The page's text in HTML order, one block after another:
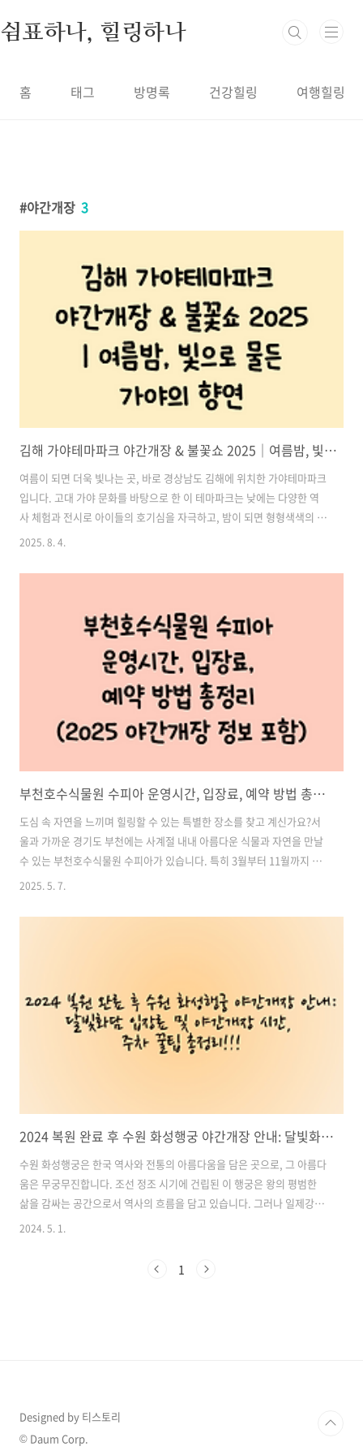
쉼표하나, 힐링하나
홈 태그 방명록 건강힐링 여행힐링
야간개장 3
김해 가야테마파크 야간개장 & 불꽃쇼 2025｜여름밤, 빛으로 물든 가야의 향연
여름이 되면 더욱 빛나는 곳, 바로 경상남도 김해에 위치한 가야테마파크
입니다. 고대 가야 문화를 바탕으로 한 이 테마파크는 낮에는 다양한 역
사 체험과 전시로 아이들의 호기심을 자극하고, 밤이 되면 형형색색의 빛
과 음악, 불꽃으로 환상적인 분위기를 선사합니다. 특히 2025년 여름에
기기 좋은 특별한 추억의 장소로 떠오르고 있습니다.이번 글에서는 김해
까지 모두 소개해드릴게요! 목차1. 김해 가야테마파크 야간개장｜빛의
길에서 만나는 낭만적인 밤 2. 2025년 여름 한정! 매주 토요일 밤 불꽃쇼
대개봉 3. 포토스팟 & 인생샷 명소 4. 주변 맛집 & 관광지 추천..
2025. 8. 4.
부천호수식물원 수피아 운영시간, 입장료, 예약 방법 총정리 (2025 야간개장 정보 포함)
도심 속 자연을 느끼며 힐링할 수 있는 특별한 장소를 찾고 계신가요?서
울과 가까운 경기도 부천에는 사계절 내내 아름다운 식물과 자연을 만날
수 있는 부천호수식물원 수피아가 있습니다. 특히 3월부터 11월까지 진
행되는 야간개장은 연인, 가족 단위 방문객들에게 큰 인기를 끌고 있습니
법까지 한 번에 정리해드리겠습니다. 2025년 방문을 계획하고 있다면 반
방문 팁 및 추천 포토스팟 8. 자주 묻는 질문(FA..
2025. 5. 7.
2024 복원 완료 후 수원 화성행궁 야간개장 안내: 달빛화담 입장료 및 야간개장 시간, 주차 꿀팁 총정리!!!
수원 화성행궁은 한국 역사와 전통의 아름다움을 담은 곳으로, 그 아름다
움은 무궁무진합니다. 조선 정조 시기에 건립된 이 행궁은 왕의 평범한
삶을 감싸는 공간으로서 역사의 흐름을 담고 있습니다. 그러나 일제강점
기의 유린으로 인해 많은 훼손을 겪었으나, 역사적인 가치를 인정받아 지
더욱 화려하고 아름다운 모습으로 우리에게 다가왔습니다.이제 매년 봄
2024. 5. 1.
1
Designed by 티스토리
© Daum Corp.